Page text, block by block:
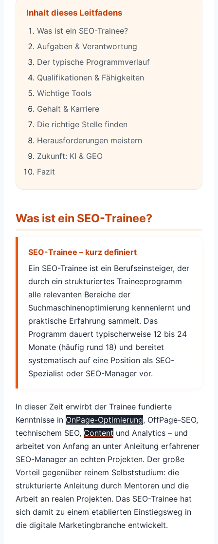
Inhalt dieses Leitfadens
Was ist ein SEO-Trainee?
Aufgaben & Verantwortung
Der typische Programmverlauf
Qualifikationen & Fähigkeiten
Wichtige Tools
Gehalt & Karriere
Die richtige Stelle finden
Herausforderungen meistern
Zukunft: KI & GEO
Fazit
Was ist ein SEO-Trainee?
SEO-Trainee – kurz definiert
Ein SEO-Trainee ist ein Berufseinsteiger, der
durch ein strukturiertes Traineeprogramm
alle relevanten Bereiche der
Suchmaschinenoptimierung kennenlernt und
praktische Erfahrung sammelt. Das
Programm dauert typischerweise 12 bis 24
Monate (häufig rund 18) und bereitet
systematisch auf eine Position als SEO-
Spezialist oder SEO-Manager vor.
In dieser Zeit erwirbt der Trainee fundierte
Kenntnisse in OnPage-Optimierung, OffPage-SEO,
technischem SEO, Content und Analytics – und
arbeitet von Anfang an unter Anleitung erfahrener
SEO-Manager an echten Projekten. Der große
Vorteil gegenüber reinem Selbststudium: die
strukturierte Anleitung durch Mentoren und die
Arbeit an realen Projekten. Das SEO-Trainee hat
sich damit zu einem etablierten Einstiegsweg in
die digitale Marketingbranche entwickelt.